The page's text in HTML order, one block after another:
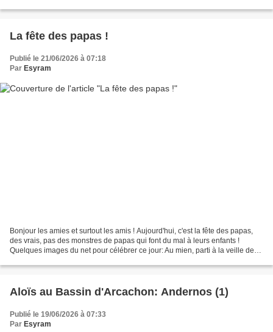
La fête des papas !
Publié le 21/06/2026 à 07:18
Par Esyram
Bonjour les amies et surtout les amis ! Aujourd'hui, c'est la fête des papas,
des vrais, pas des monstres de papas qui font du mal à leurs enfants !
Quelques images du net pour célébrer ce jour: Au mien, parti à la veille de
Aloïs au Bassin d'Arcachon: Andernos (1)
Publié le 19/06/2026 à 07:33
Par Esyram